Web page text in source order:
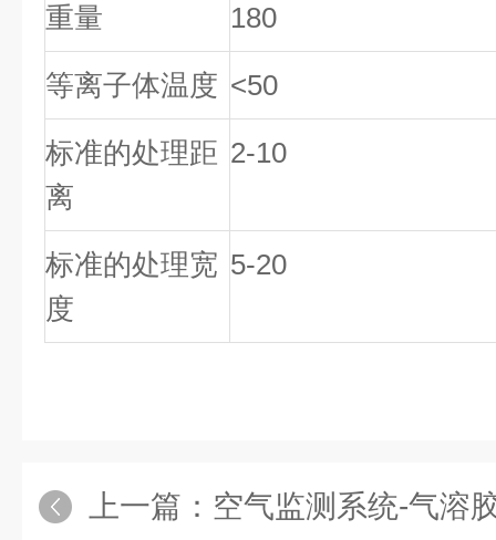
重量 180
等离子体温度 <50
标准的处理距
离
2-10
标准的处理宽
度
5-20
上一篇： 空气监测系统-气溶